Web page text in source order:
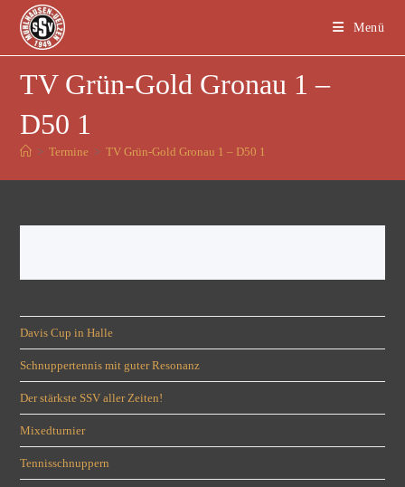
Menü
TV Grün-Gold Gronau 1 –
D50 1
> Termine > TV Grün-Gold Gronau 1 – D50 1
Davis Cup in Halle
Schnuppertennis mit guter Resonanz
Der stärkste SSV aller Zeiten!
Mixedturnier
Tennisschnuppern